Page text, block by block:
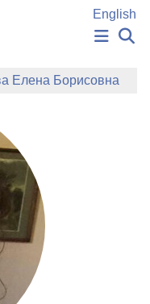
English
Елена Борисовна